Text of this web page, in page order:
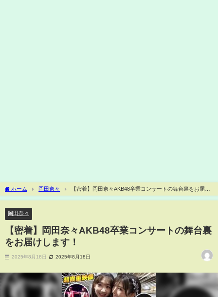
ホーム 岡田奈々
【密着】岡田奈々AKB48卒業コンサートの舞台裏をお届け
します！
岡田奈々
【密着】岡田奈々AKB48卒業コンサートの舞台裏
をお届けします！
2025年8月18日 2025年8月18日